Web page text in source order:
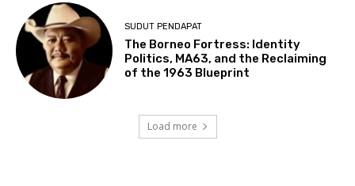
SUDUT PENDAPAT
The Borneo Fortress: Identity
Politics, MA63, and the Reclaiming
of the 1963 Blueprint
Load more